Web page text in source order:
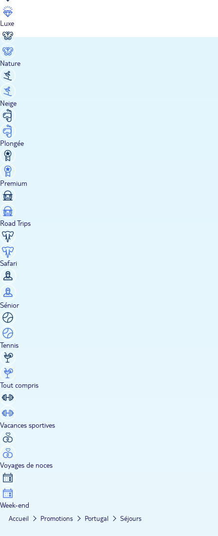
Luxe
Nature
Neige
Plongée
Premium
Road Trips
Safari
Sénior
Tennis
Tout compris
Vacances sportives
Voyages de noces
Week-end
Accueil Promotions Portugal Séjours